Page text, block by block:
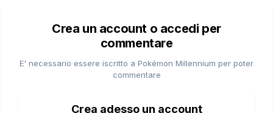
Crea un account o accedi per
commentare
E' necessario essere iscritto a Pokémon Millennium per poter
commentare
Crea adesso un account